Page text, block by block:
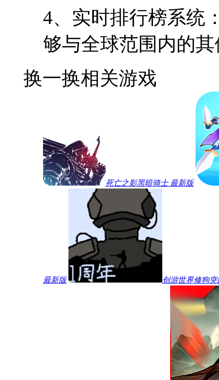
4、实时排行榜系统
够与全球范围内的
换一换相关游戏
死亡之影黑暗骑士 最新版
最新版 创游世界修狗